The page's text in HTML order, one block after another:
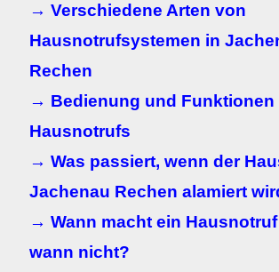
→ Verschiedene Arten von
Hausnotrufsystemen in
Rechen
→ Bedienung und Funktionen
Hausnotrufs
→ Was passiert, wenn der
Jachenau Rechen alamiert
→ Wann macht ein
wann nicht?